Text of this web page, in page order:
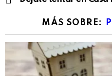
MÁS SOBRE: